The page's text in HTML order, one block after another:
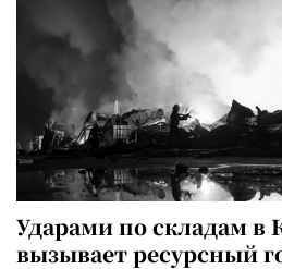
Ударами по складам в
вызывает ресурсный